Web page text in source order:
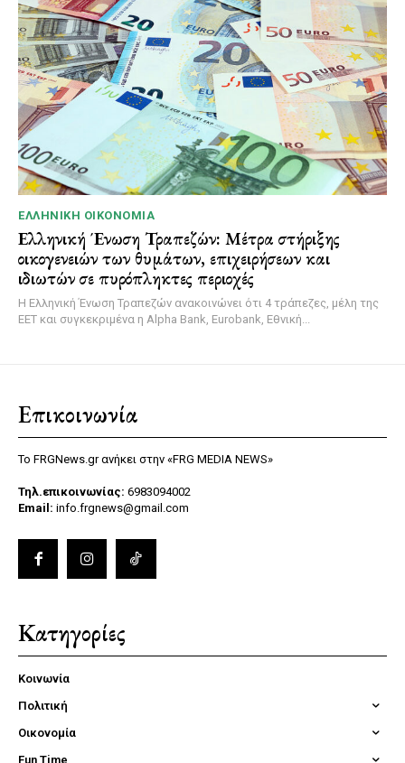
ΕΛΛΗΝΙΚΉ ΟΙΚΟΝΟΜΊΑ
Ελληνική Ένωση Τραπεζών: Μέτρα στήριξης
οικογενειών των θυμάτων, επιχειρήσεων και
ιδιωτών σε πυρόπληκτες περιοχές
Η Ελληνική Ένωση Τραπεζών ανακοινώνει ότι 4 τράπεζες, μέλη της
ΕΕΤ και συγκεκριμένα η Alpha Bank, Eurobank, Εθνική...
Επικοινωνία
Το FRGNews.gr ανήκει στην «FRG MEDIA NEWS»
Τηλ.επικοινωνίας: 6983094002
Email: info.frgnews@gmail.com
Κατηγορίες
Κοινωνία
Πολιτική
Οικονομία
Fun Time